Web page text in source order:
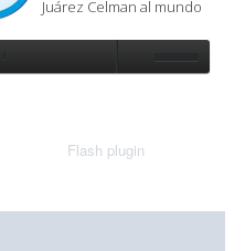
Juárez Celman al mundo
Flash plugin